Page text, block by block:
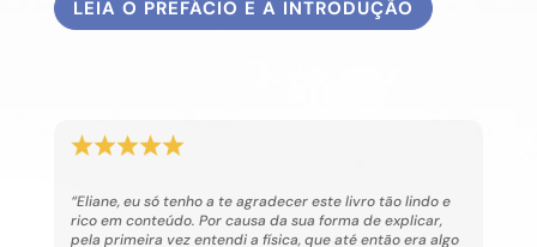
LEIA O PREFÁCIO E A INTRODUÇÃO
“Eliane, eu só tenho a te agradecer este livro tão lindo e
rico em conteúdo. Por causa da sua forma de explicar,
pela primeira vez entendi a física, que até então era algo